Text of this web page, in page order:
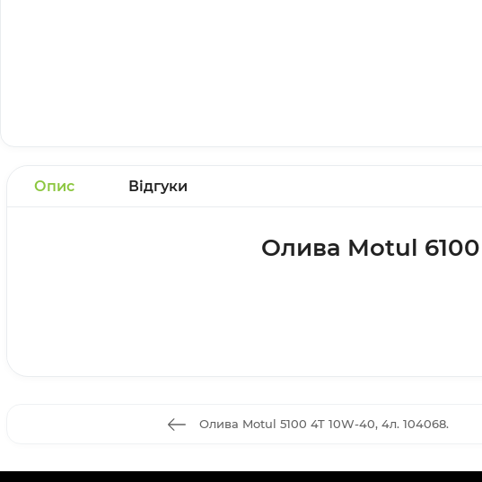
Опис Відгуки
Олива Motul 6100
Олива Motul 5100 4T 10W-40, 4л. 104068.